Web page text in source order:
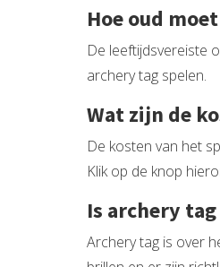
Hoe oud
De leeftijdsvereiste
archery tag spelen.
Wat zijn de
De kosten van het
Klik op de knop
Is archery
Archery tag is over